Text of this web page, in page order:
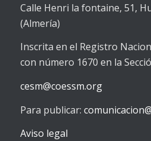
Calle Henri la fontaine, 51,
(Almería)
Inscrita en el Registro
con número 1670 en la
cesm@coessm.org
Para publicar:
Aviso legal